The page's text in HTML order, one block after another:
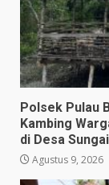
Polsek Pulau
Kambing
di Desa
Agustus 9, 2026